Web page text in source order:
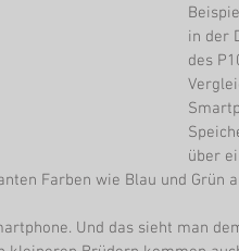
in der
des
über
Farben wie Blau und Grün
Und das sieht man